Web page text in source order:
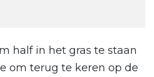
half in het gras te staan
om terug te keren op de